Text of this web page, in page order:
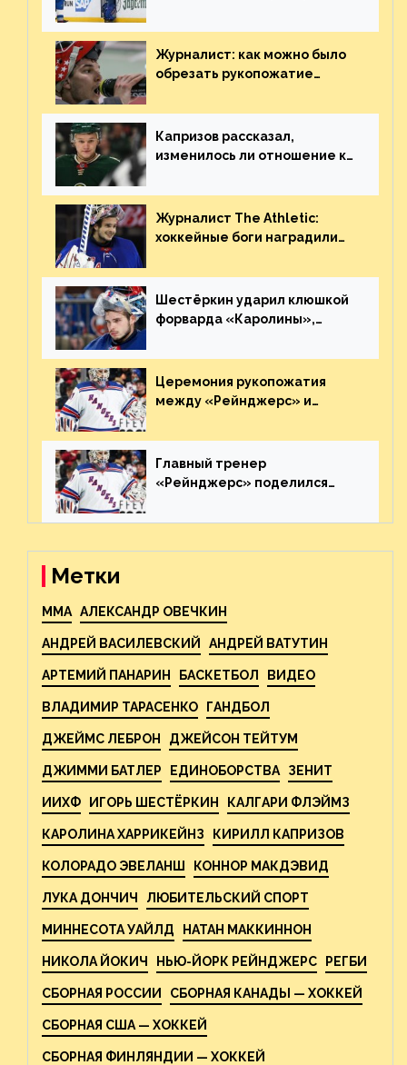
броске бутылкой в Кадри
Журналист: как можно было
обрезать рукопожатие
Плохая работа, ESPN
Капризов рассказал,
изменилось ли отношение к
Украине
Журналист The Athletic:
хоккейные боги наградили
великолепную игру
Шестёркин ударил клюшкой
форварда «Каролины»,
пятаке. Видео
Церемония рукопожатия
между «Рейнджерс» и
матча плей-офф. Видео
Главный тренер
«Рейнджерс» поделился
предстоящего финала
Метки
MMA АЛЕКСАНДР ОВЕЧКИН
АНДРЕЙ ВАСИЛЕВСКИЙ АНДРЕЙ ВАТУТИН
АРТЕМИЙ ПАНАРИН БАСКЕТБОЛ ВИДЕО
ВЛАДИМИР ТАРАСЕНКО ГАНДБОЛ
ДЖЕЙМС ЛЕБРОН ДЖЕЙСОН ТЕЙТУМ
ДЖИММИ БАТЛЕР ЕДИНОБОРСТВА ЗЕНИТ
ИИХФ ИГОРЬ ШЕСТЁРКИН КАЛГАРИ ФЛЭЙМЗ
КАРОЛИНА ХАРРИКЕЙНЗ КИРИЛЛ КАПРИЗОВ
КОЛОРАДО ЭВЕЛАНШ КОННОР МАКДЭВИД
ЛУКА ДОНЧИЧ ЛЮБИТЕЛЬСКИЙ СПОРТ
МИННЕСОТА УАЙЛД НАТАН МАККИННОН
НИКОЛА ЙОКИЧ НЬЮ-ЙОРК РЕЙНДЖЕРС РЕГБИ
СБОРНАЯ РОССИИ СБОРНАЯ КАНАДЫ — ХОККЕЙ
СБОРНАЯ США — ХОККЕЙ
СБОРНАЯ ФИНЛЯНДИИ — ХОККЕЙ